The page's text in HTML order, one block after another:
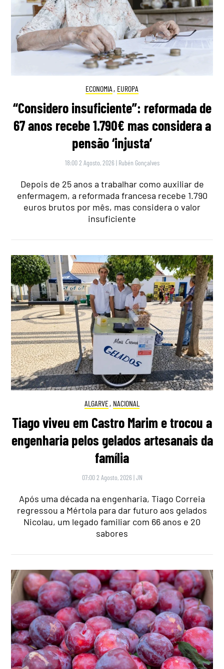
ECONOMIA , EUROPA
“Considero insuficiente”: reformada de
67 anos recebe 1.790€ mas considera a
pensão ‘injusta’
18:00 2 Agosto, 2026 | Rubén Gonçalves
Depois de 25 anos a trabalhar como auxiliar de
enfermagem, a reformada francesa recebe 1.790
euros brutos por mês, mas considera o valor
insuficiente
ALGARVE, NACIONAL
Tiago viveu em Castro Marim e trocou a
engenharia pelos gelados artesanais da
família
07:00 2 Agosto, 2026 |JN
Após uma década na engenharia, Tiago Correia
regressou a Mértola para dar futuro aos gelados
Nicolau, um legado familiar com 66 anos e 20
sabores